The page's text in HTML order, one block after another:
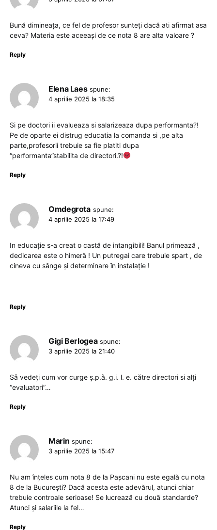
Bună dimineața, ce fel de profesor sunteți dacă ati afirmat asa
ceva? Materia este aceeași de ce nota 8 are alta valoare ?
Reply
Elena Laes spune:
4 aprilie 2025 la 18:35
Si pe doctori ii evalueaza si salarizeaza dupa performanta?!
Pe de oparte ei distrug educatia la comanda si ,pe alta
parte,profesorii trebuie sa fie platiti dupa
“performanta”stabilita de directori.?!
Reply
Omdegrota spune:
4 aprilie 2025 la 17:49
In educație s-a creat o castă de intangibili! Banul primează ,
dedicarea este o himeră ! Un putregai care trebuie spart , de
cineva cu sânge și determinare în instalație !
Reply
Gigi Berlogea spune:
3 aprilie 2025 la 21:40
Sǎ vedeți cum vor curge ş.p.ǎ. g.i. l. e. cǎtre directori si alți
“evaluatori”…
Reply
Marin spune:
3 aprilie 2025 la 15:47
Nu am înțeles cum nota 8 de la Pașcani nu este egală cu nota
8 de la București? Dacă acesta este adevărul, atunci chiar
trebuie controale serioase! Se lucrează cu două standarde?
Atunci și salariile la fel…
Reply